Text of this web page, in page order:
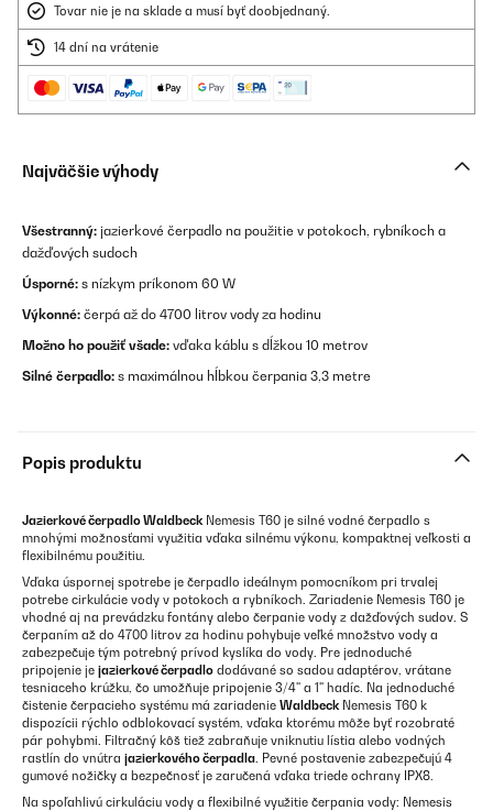
Tovar nie je na sklade a musí byť doobjednaný.
14 dní na vrátenie
Najväčšie výhody
Všestranný: jazierkové čerpadlo na použitie v potokoch, rybníkoch a
dažďových sudoch
Úsporné: s nízkym príkonom 60 W
Výkonné: čerpá až do 4700 litrov vody za hodinu
Možno ho použiť všade: vďaka káblu s dĺžkou 10 metrov
Silné čerpadlo: s maximálnou hĺbkou čerpania 3,3 metre
Popis produktu
Jazierkové čerpadlo WaldbeckNemesis T60 je silné vodné čerpadlo s
mnohými možnosťami využitia vďaka silnému výkonu, kompaktnej veľkosti a
flexibilnému použitiu.
Vďaka úspornej spotrebe je čerpadlo ideálnym pomocníkom pri trvalej
potrebe cirkulácie vody v potokoch a rybníkoch. Zariadenie Nemesis T60 je
vhodné aj na prevádzku fontány alebo čerpanie vody z dažďových sudov. S
čerpaním až do 4700 litrov za hodinu pohybuje veľké množstvo vody a
zabezpečuje tým potrebný prívod kyslíka do vody. Pre jednoduché
pripojenie je jazierkové čerpadlo dodávané so sadou adaptérov, vrátane
tesniaceho krúžku, čo umožňuje pripojenie 3/4'' a 1'' hadíc. Na jednoduché
čistenie čerpacieho systému má zariadenie WaldbeckNemesis T60 k
dispozícii rýchlo odblokovací systém, vďaka ktorému môže byť rozobraté
pár pohybmi. Filtračný kôš tiež zabraňuje vniknutiu lístia alebo vodných
rastlín do vnútra jazierkového čerpadla. Pevné postavenie zabezpečujú 4
gumové nožičky a bezpečnosť je zaručená vďaka triede ochrany IPX8.
Na spoľahlivú cirkuláciu vody a flexibilné využitie čerpania vody: Nemesis